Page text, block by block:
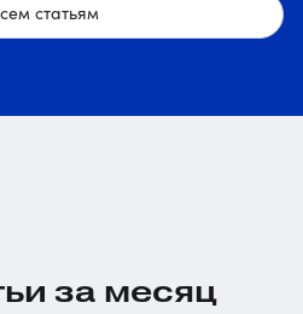
статьям
за месяц